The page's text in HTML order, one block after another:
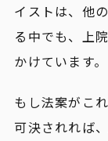
イストは、他
る中でも、上
かけています。
もし法案がこ
可決されれば